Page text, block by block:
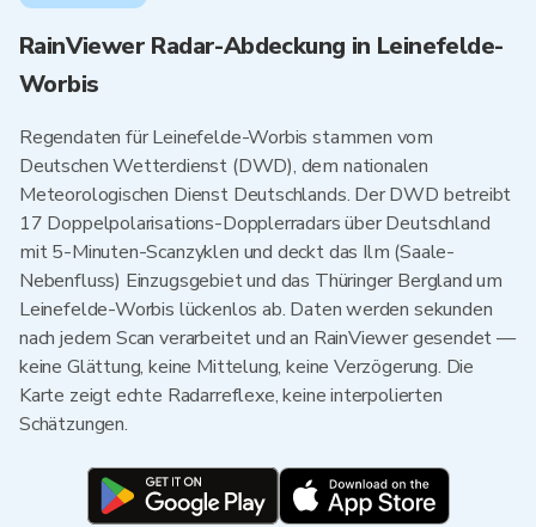
RainViewer Radar-Abdeckung in Leinefelde-
Worbis
Regendaten für Leinefelde-Worbis stammen vom
Deutschen Wetterdienst (DWD), dem nationalen
Meteorologischen Dienst Deutschlands. Der DWD betreibt
17 Doppelpolarisations-Dopplerradars über Deutschland
mit 5-Minuten-Scanzyklen und deckt das Ilm (Saale-
Nebenfluss) Einzugsgebiet und das Thüringer Bergland um
Leinefelde-Worbis lückenlos ab. Daten werden sekunden
nach jedem Scan verarbeitet und an RainViewer gesendet —
keine Glättung, keine Mittelung, keine Verzögerung. Die
Karte zeigt echte Radarreflexe, keine interpolierten
Schätzungen.